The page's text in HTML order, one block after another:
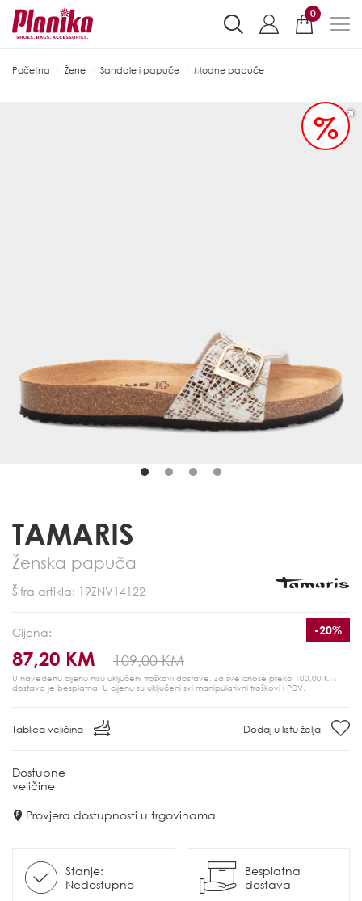
0
Početna Žene Sandale i papuče Modne papuče
%
TAMARIS
Ženska papuča
Šifra artikla: 19ZNV14122
Cijena:
87,20 KM 109,00 KM
-20%
U navedenu cijenu nisu uključeni troškovi dostave. Za sve iznose preko 100,00 KM
dostava je besplatna. U cijenu su uključeni svi manipulativni troškovi i PDV.
Tablica veličina Dodaj u listu želja
Dostupne
veličine
Provjera dostupnosti u trgovinama
Stanje:
Nedostupno
Besplatna
dostava